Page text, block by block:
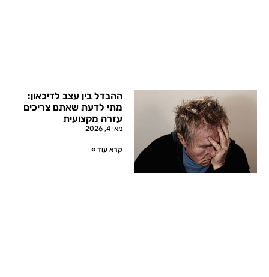
ההבדל בין עצב לדיכאון:
מתי לדעת שאתם צריכים
עזרה מקצועית
מאי 4, 2026
קרא עוד »